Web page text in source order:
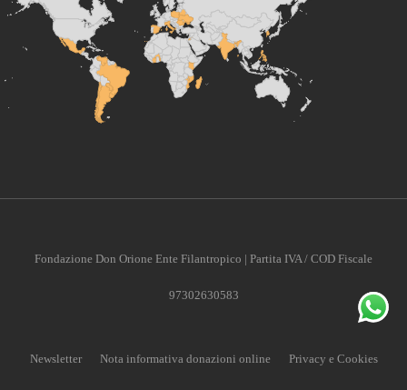
Fondazione Don Orione Ente Filantropico | Partita IVA / COD Fiscale
97302630583
Newsletter Nota informativa donazioni online Privacy e Cookies
ANCHE